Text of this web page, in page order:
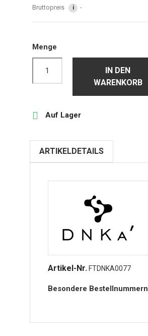
Bruttopreis i
Menge
IN DEN
WARENKORB
 Auf Lager
ARTIKELDETAILS
Artikel-Nr. FTDNKA0077
Besondere Bestellnummern